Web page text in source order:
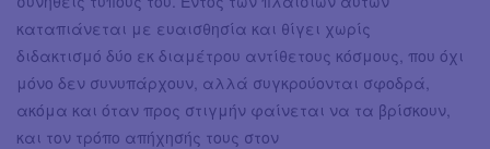
καταπιάνεται με ευαισθησία και θίγει χωρίς
διδακτισμό δύο εκ διαμέτρου αντίθετους κόσμους, που όχι
μόνο δεν συνυπάρχουν, αλλά συγκρούονται σφοδρά,
ακόμα και όταν προς στιγμήν φαίνεται να τα βρίσκουν,
και τον τρόπο απήχησής τους στον